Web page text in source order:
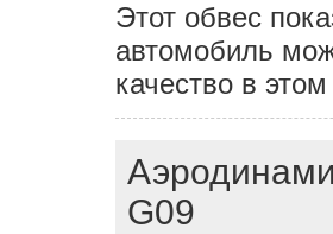
Этот обвес
автомобиль
качество в
G09